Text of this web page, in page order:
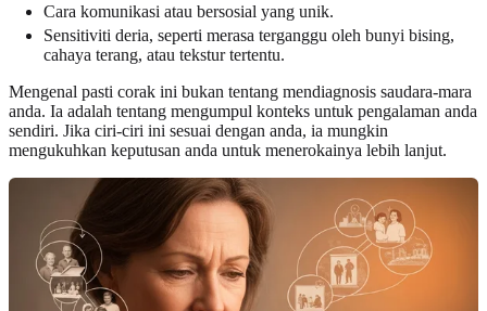
Cara komunikasi atau bersosial yang unik.
Sensitiviti deria, seperti merasa terganggu oleh bunyi bising,
cahaya terang, atau tekstur tertentu.
Mengenal pasti corak ini bukan tentang mendiagnosis saudara-mara
anda. Ia adalah tentang mengumpul konteks untuk pengalaman anda
sendiri. Jika ciri-ciri ini sesuai dengan anda, ia mungkin
mengukuhkan keputusan anda untuk menerokainya lebih lanjut.